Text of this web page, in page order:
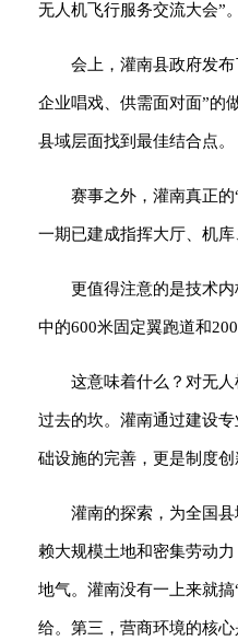
无人机飞行服务交流大会”。
会上，灌南县政府发
企业唱戏、供需面对面”的
县域层面找到最佳结合点。
赛事之外，灌南真正
一期已建成指挥大厅、机
更值得注意的是技术
中的600米固定翼跑道和
这意味着什么？对无
过去的坎。灌南通过建设
础设施的完善，更是制度创
灌南的探索，为全国
赖大规模土地和密集劳动
地气。灌南没有一上来就
给。第三，营商环境的核